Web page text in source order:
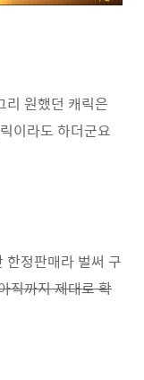
리 원했던 캐릭은
이라도 하더군요
한정판매라 벌써 구
직까지 제대로 확